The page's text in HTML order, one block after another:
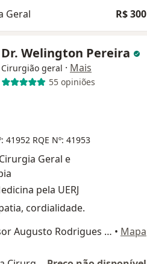
Geral R$ 300
Dr. Welington Pereira
Cirurgião geral · Mais
55 opiniões
41952 RQE Nº: 41953
Geral e
pela UERJ
cordialidade.
Travessa Professor Augusto Rodrigues 115, Nova Iguaçu • Mapa